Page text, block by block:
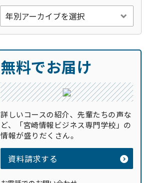
無料でお届け
詳しいコースの紹介、先輩たちの声な
ど、「宮崎情報ビジネス専門学校」の
情報が盛りだくさん。
資料請求する